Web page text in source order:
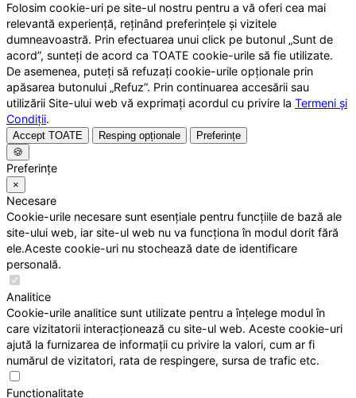
Folosim cookie-uri pe site-ul nostru pentru a vă oferi cea mai
relevantă experiență, reținând preferințele și vizitele
dumneavoastră. Prin efectuarea unui click pe butonul „Sunt de
acord”, sunteți de acord ca TOATE cookie-urile să fie utilizate.
De asemenea, puteți să refuzați cookie-urile opționale prin
apăsarea butonului „Refuz”. Prin continuarea accesării sau
utilizării Site-ului web vă exprimați acordul cu privire la Termeni și
Condiții.
Accept TOATE Resping opționale
Preferințe
🍪
Preferințe
×
Necesare
Cookie-urile necesare sunt esențiale pentru funcțiile de bază ale
site-ului web, iar site-ul web nu va funcționa în modul dorit fără
ele.Aceste cookie-uri nu stochează date de identificare
personală.
Analitice
Cookie-urile analitice sunt utilizate pentru a înțelege modul în
care vizitatorii interacționează cu site-ul web. Aceste cookie-uri
ajută la furnizarea de informații cu privire la valori, cum ar fi
numărul de vizitatori, rata de respingere, sursa de trafic etc.
Funcționalitate